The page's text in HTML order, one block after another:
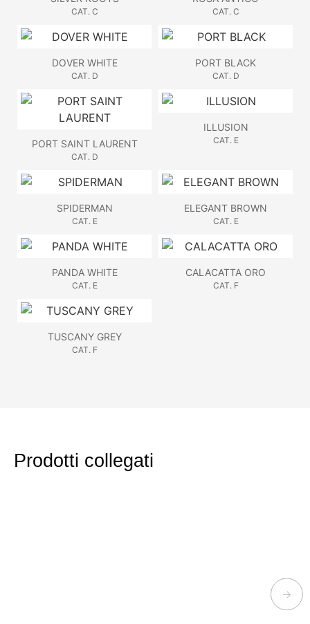
CAT. C CAT. C
DOVER WHITE
CAT. D
PORT BLACK
CAT. D
PORT SAINT LAURENT
CAT. D
ILLUSION
CAT. E
SPIDERMAN
CAT. E
ELEGANT BROWN
CAT. E
PANDA WHITE
CAT. E
CALACATTA ORO
CAT. F
TUSCANY GREY
CAT. F
Prodotti collegati